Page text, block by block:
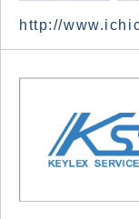
http://